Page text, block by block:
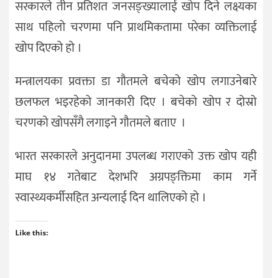
सरकारले तीन प्रतिशत जनसङ्ख्यालाई खोप दिने लक्ष्यका
साथ पहिलो चरणमा पनि प्राथमिकतामा परेका व्यक्तिलाई
खोप दिएको हो ।
मन्त्रालयका प्रवक्ता डा गौतमले बचेको खोप लगाउनेबारे
छलफल भइरहेको जानकारी दिए । बचेको खोप र दोस्रो
चरणको खोपसँगै लगाइने गौतमले बताए ।
भारत सरकारले अनुदानमा उपलब्ध गराएको उक्त खोप यही
माघ १४ गतेबाट देशभरि अग्रपङ्क्तिमा काम गर्ने
स्वास्थ्यकर्मीसहित अन्यलाई दिन थालिएको हो ।
Like this: